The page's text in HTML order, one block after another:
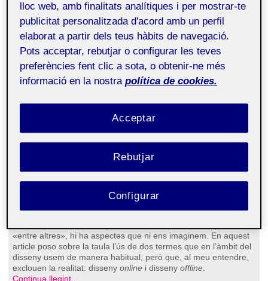
Número 161 (gener de 2026)
Disseny ‘online’ vs. disseny ‘offline’: la
realitat és dins o fora?
Lluc Massaguer
Les paraules, i com les usem, tenen més impacte del que de
vegades podem imaginar. El llenguatge pot arribar a excloure
part de la població per raons de gènere, raça, llengua, edat,
«entre altres», hi ha aspectes que ni ens imaginem. En aquest
article poso sobre la taula l’ús de dos termes que en l’àmbit del
disseny usem de manera habitual, però que, al meu entendre,
exclouen la realitat: disseny online i disseny offline
Continua llegint...
lloc web, amb finalitats analítiques i per mostrar-te
publicitat personalitzada d'acord amb un perfil
elaborat a partir dels teus hàbits de navegació.
Pots acceptar, rebutjar o configurar les teves
preferències fent clic a sota, o obtenir-ne més
informació en la nostra política de cookies.
Rebutjar
Acceptar
Configurar